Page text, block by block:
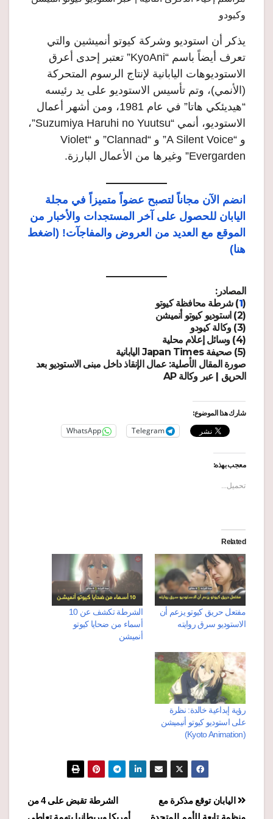
وكيودو
يذكر أن استوديو وشركة كيوتو أنميشين والتي
تعرف أيضاً باسم “KyoAni” تعتبر إحدى أعرق
الاستوديوهات اليابانية لإنتاج الرسوم المتحركة
(الأنمي)، وتم تأسيس الاستوديو على يد رئيسه
“هيديئكي هاتا” في عام 1981، ومن أشهر أعمال
الاستوديو، أنمي “Suzumiya Haruhi no Yuutsu”،
و “A Silent Voice” و “Clannad” و “Violet
Evergarden” وغيرها من الأعمال البارزة.
انضم الآن مجاناً لتصبح عضواً متميزاً في مجلة
اليابان للحصول على آخر المستجدات والأخبار من
الموقع مع العديد من العروض والمفاجآت! (اضغط
هنا)
المصادر:
(
1) شرطة محافظة كيوتو
(2) استوديو كيوتو أنميشن
(3) وكالة كيودو
(4) وسائل إعلام محلية
(5) صحيفة Japan Times اليابانية
صورة المقال الأصلية: عمال الإنقاذ داخل مبنى الاستوديو بعد
الحريق | عبر وكالة AP
شارك هذا الموضوع:
Telegram
WhatsApp
معجب بهذه:
تحميل...
Related
مفتعل حريق كيوتو يزعم أن
الاستوديو سرق روايته
الشرطة تكشف عن 10
أسماء من ضحايا كيوتو
أنميشن
رؤية إبداعية خالدة: نظرة
على استوديو كيوتو أنيميشن
(Kyoto Animation)
تصفّح
الشرطة تقبض على 4 من
أمريكا وبريطانيا بتهمة تعاطي
اليابان توقع مذكرة مع
منظمة تابعة للأمم المتحدة